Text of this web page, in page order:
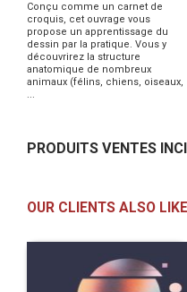
Conçu comme un carnet de
croquis, cet ouvrage vous
propose un apprentissage du
dessin par la pratique. Vous y
découvrirez la structure
anatomique de nombreux
animaux (félins, chiens, oiseaux,
...
PRODUITS VENTES
OUR CLIENTS ALSO